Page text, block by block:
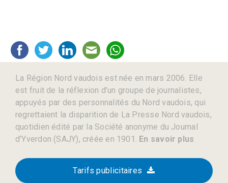
La Région Nord vaudois est née en mars 2006. Elle
est fruit de la réflexion d’un groupe de journalistes,
appuyés par des personnalités du Nord vaudois, qui
regrettaient la disparition de La Presse Nord vaudois,
quotidien édité par la Société anonyme du Journal
d’Yverdon (SAJY), créée en 1901. En savoir plus
Tarifs publicitaires